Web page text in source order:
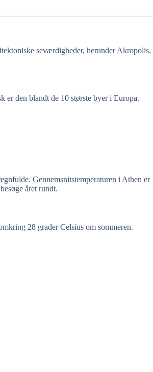
seværdigheder, herunder Akropolis,
er den blandt de 10 største byer i Europa.
Gennemsnitstemperaturen i Athen er
året rundt.
28 grader Celsius om sommeren.